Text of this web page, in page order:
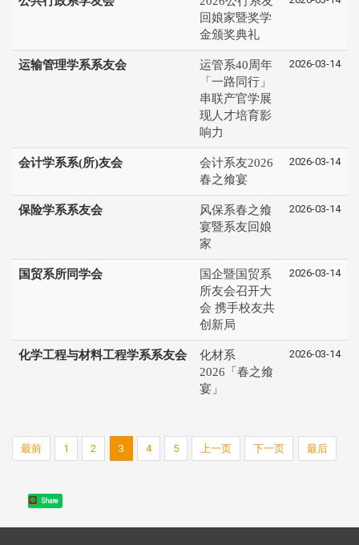
回娘家暨奖学
金颁奖典礼
运输管理学系系友会
运管系40周年
「一路同行」
串联产官学展
现人才培育影
响力
2026-03-14
会计学系系(所)友会
会计系友2026
春之飨宴
2026-03-14
保险学系系友会
风保系春之飨
宴暨系友回娘
家
2026-03-14
国贸系所同学会
国企暨国贸系
所友会召开大
会 携手校友共
创新局
2026-03-14
化学工程与材料工程学系系友会
化材系
2026「春之飨
宴」
2026-03-14
最前 1 2 3 4 5 上一页 下一页 最后
Share